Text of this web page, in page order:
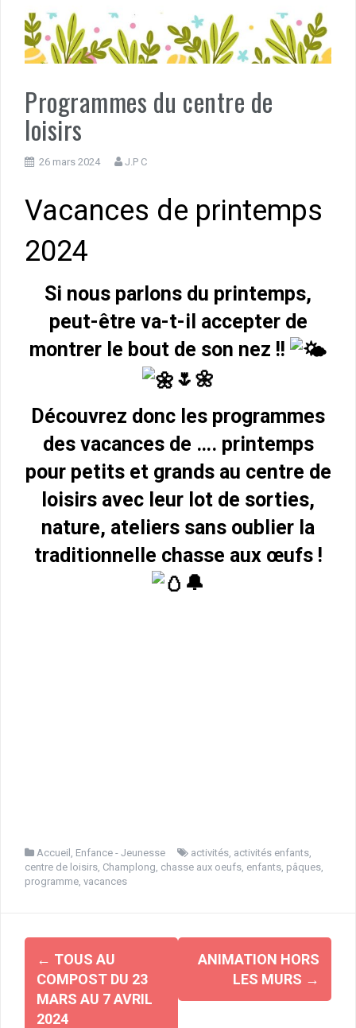
Programmes du centre de
loisirs
26 mars 2024 J.P C
Vacances de printemps
2024
Si nous parlons du printemps,
peut-être va-t-il accepter de
montrer le bout de son nez !!
🌷🌼
Découvrez donc les programmes
des vacances de …. printemps
pour petits et grands au centre de
loisirs avec leur lot de sorties,
nature, ateliers sans oublier la
traditionnelle chasse aux œufs !
🔔
Accueil Enfance - Jeunesse activités activités enfants
centre de loisirs Champlong chasse aux oeufs enfants pâques
programme vacances
Navigation
d'article
← TOUS AU
COMPOST DU 23
MARS AU 7 AVRIL
2024
ANIMATION HORS
LES MURS →